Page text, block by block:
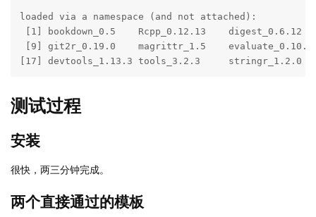
loaded via a namespace (and not attached):
[1] bookdown_0.5    Rcpp_0.12.13
[9] git2r_0.19.0    magrittr_1.5
[17] devtools_1.13.3 tools_3.2.3     stringr_1.2.0
测试过程
安装
很快，两三分钟完成。
两个直接通过的模板